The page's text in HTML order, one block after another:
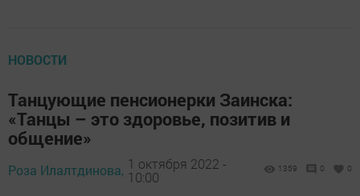
НОВОСТИ
Танцующие пенсионерки Заинска:
«Танцы – это здоровье, позитив и
общение»
Роза Илалтдинова, 1 октября 2022 -
10:00
1359 0 0